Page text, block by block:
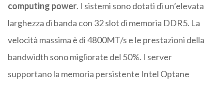
computing power. I sistemi sono dotati di un’elevata
larghezza di banda con 32 slot di memoria DDR5. La
velocità massima è di 4800MT/s e le prestazioni della
bandwidth sono migliorate del 50%. I server
supportano la memoria persistente Intel Optane